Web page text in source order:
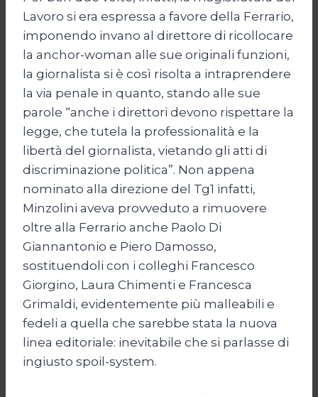
Lavoro si era espressa a favore della Ferrario,
imponendo invano al direttore di ricollocare
la anchor-woman alle sue originali funzioni,
la giornalista si è così risolta a intraprendere
la via penale in quanto, stando alle sue
parole “anche i direttori devono rispettare la
legge, che tutela la professionalità e la
libertà del giornalista, vietando gli atti di
discriminazione politica”. Non appena
nominato alla direzione del Tg1 infatti,
Minzolini aveva provveduto a rimuovere
oltre alla Ferrario anche Paolo Di
Giannantonio e Piero Damosso,
sostituendoli con i colleghi Francesco
Giorgino, Laura Chimenti e Francesca
Grimaldi, evidentemente più malleabili e
fedeli a quella che sarebbe stata la nuova
linea editoriale: inevitabile che si parlasse di
ingiusto spoil-system.